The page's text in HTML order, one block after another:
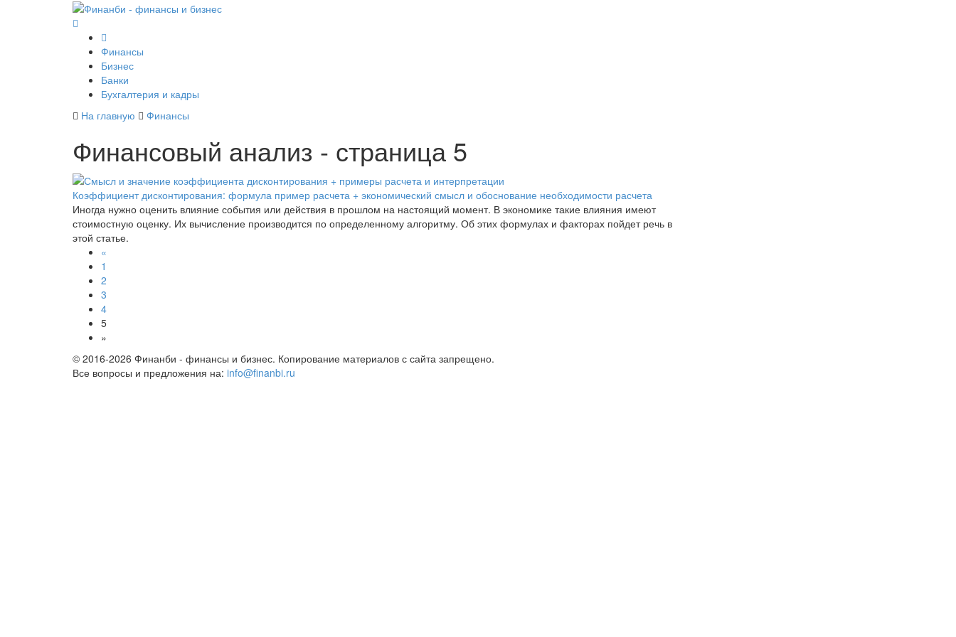
Финансы
Бизнес
Банки
Бухгалтерия и кадры
На главную
Финансы
Финансовый анализ - страница 5
Коэффициент дисконтирования: формула пример расчета + экономический смысл и обоснование необходимости расчета
Иногда нужно оценить влияние события или действия в прошлом на настоящий момент. В экономике такие влияния имеют
стоимостную оценку. Их вычисление производится по определенному алгоритму. Об этих формулах и факторах пойдет речь в
этой статье.
«
1
2
3
4
5
»
© 2016-2026 Финанби - финансы и бизнес. Копирование материалов с сайта запрещено.
Все вопросы и предложения на: info@finanbi.ru